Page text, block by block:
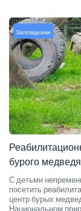
Заповідники
бурого медведя
С детьми
посетить
центр бурых
Национальном